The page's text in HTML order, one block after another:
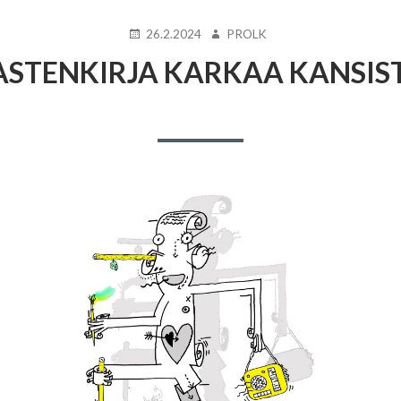
JULKAISTU
26.2.2024 KIRJOITTAJA
PROLK
KARKAA